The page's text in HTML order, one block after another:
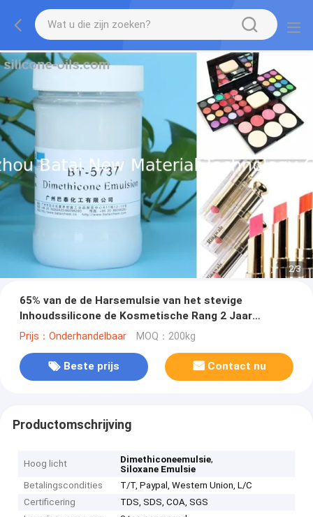
2/3
65% van de de Harsemulsie van het stevige
Inhoudssilicone de Kosmetische Rang 2 Jaar
Houdbaarheid
Prijs：Onderhandelbaar MOQ：200kg
Beste prijs Contact nu
Productomschrijving
Hoog licht Dimethiconeemulsie,
Siloxane Emulsie
Betalingscondities
T/T, Paypal, Western Union, L/C
Certificering
TDS, SDS, COA, SGS